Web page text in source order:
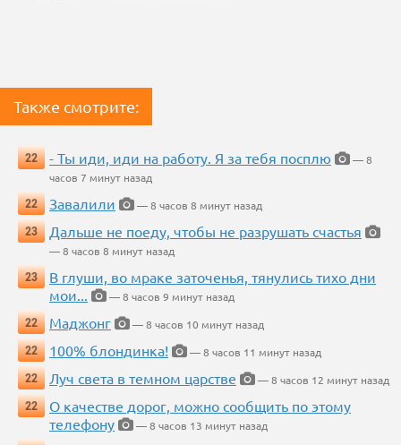
Также смотрите:
22 - Ты иди, иди на работу. Я за тебя посплю
— 8
часов 7 минут назад
22
Завалили
— 8 часов 8 минут назад
23
Дальше не поеду, чтобы не разрушать счастья
— 8 часов 8 минут назад
23
В глуши, во мраке заточенья, тянулись тихо дни
мои...
— 8 часов 9 минут назад
22
Маджонг
— 8 часов 10 минут назад
22
100% блондинка!
— 8 часов 11 минут назад
22
Луч света в темном царстве
— 8 часов 12 минут назад
22
О качестве дорог, можно сообщить по этому
телефону
— 8 часов 13 минут назад